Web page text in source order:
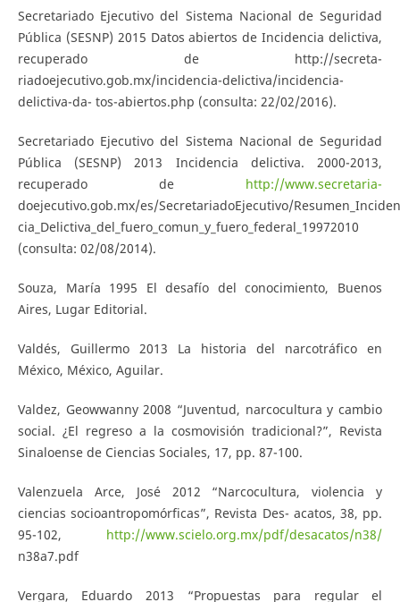
Secretariado Ejecutivo del Sistema Nacional de Seguridad
Pública (SESNP) 2015 Datos abiertos de Incidencia delictiva,
recuperado de http://secreta-
riadoejecutivo.gob.mx/incidencia-delictiva/incidencia-
delictiva-da- tos-abiertos.php (consulta: 22/02/2016).
Secretariado Ejecutivo del Sistema Nacional de Seguridad
Pública (SESNP) 2013 Incidencia delictiva. 2000-2013,
recuperado de http://www.secretaria-
doejecutivo.gob.mx/es/SecretariadoEjecutivo/
cia_Delictiva_del_fuero_comun_y_fuero_federal_19972010
(consulta: 02/08/2014).
Souza, María 1995 El desafío del conocimiento, Buenos
Aires, Lugar Editorial.
Valdés, Guillermo 2013 La historia del narcotráfico en
México, México, Aguilar.
Valdez, Geowwanny 2008 “Juventud, narcocultura y cambio
social. ¿El regreso a la cosmovisión tradicional?”, Revista
Sinaloense de Ciencias Sociales, 17, pp. 87-100.
Valenzuela Arce, José 2012 “Narcocultura, violencia y
ciencias socioantropomórficas”, Revista Des- acatos, 38, pp.
95-102, http://www.scielo.org.mx/pdf/desacatos/n38/
n38a7.pdf
Vergara, Eduardo 2013 “Propuestas para regular el